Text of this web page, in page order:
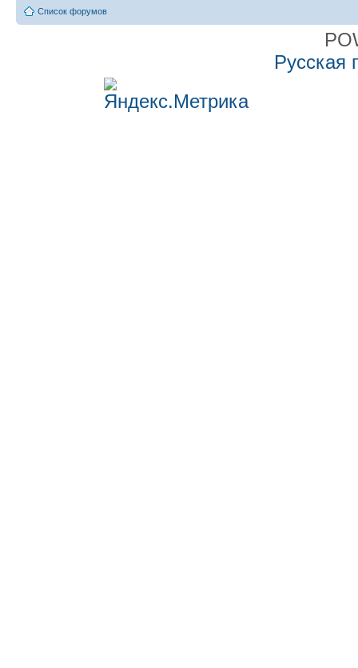
Список форумов
Русская